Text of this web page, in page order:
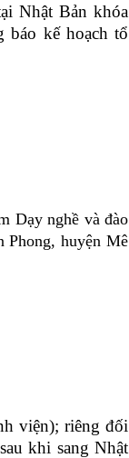
Nhật Bản khóa
báo kế hoạch tổ
Dạy nghề và đào
Phong, huyện Mê
viện); riêng đối
khi sang Nhật